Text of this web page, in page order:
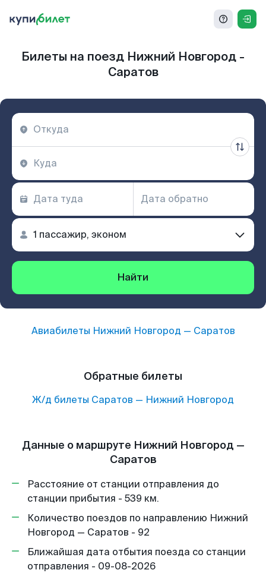
Билеты на поезд Нижний Новгород -
Саратов
Найти
Авиабилеты Нижний Новгород — Саратов
Обратные билеты
Ж/д билеты Саратов — Нижний Новгород
Данные о маршруте Нижний Новгород —
Саратов
Расстояние от станции отправления до
станции прибытия - 539 км.
Количество поездов по направлению Нижний
Новгород — Саратов - 92
Ближайшая дата отбытия поезда со станции
отправления - 09-08-2026